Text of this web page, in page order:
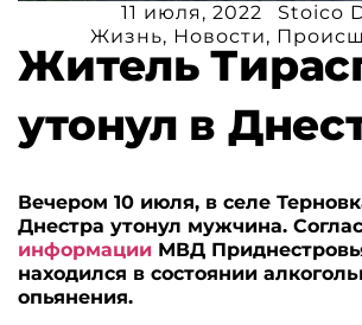
11 июля, 2022
Stoico
Жизнь, Новости,
Житель
утонул в
Вечером 10 июля, в селе
Днестра утонул мужчина.
информации МВД
находился в состоянии
опьянения.